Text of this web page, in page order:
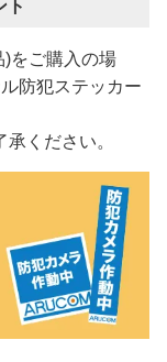
ト
をご購入の場
防犯ステッカー
ください。